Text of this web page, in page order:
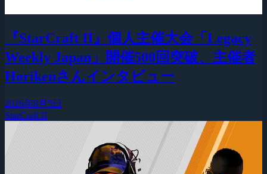
『StarCraft II』個人主催大会「Legacy
Weekly Japan」開催500回突破、主催者
Horikenさんインタビュー
2026年8月5日
StarCraft II